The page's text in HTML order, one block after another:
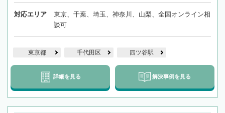
対応エリア
東京、千葉、埼玉、神奈川、山梨、全国オンライン相
談可
東京都 千代田区 四ツ谷駅
詳細を見る 解決事例を見る